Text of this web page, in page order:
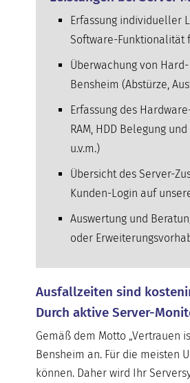
Erfassung individueller
Software-Funktionalität
Überwachung von
Bensheim (Abstürze,
Erfassung des
RAM, HDD Belegung
u.v.m.)
Übersicht des Server-
Kunden-Login auf
Auswertung und
oder
Ausfallzeiten sind
Durch aktive Server-
Gemäß dem Motto „Vertrauen
Bensheim an. Für die meisten
können. Daher wird Ihr